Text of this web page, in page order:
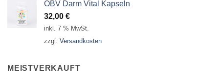
OBV Darm Vital Kapseln
32,00 €
inkl. 7 % MwSt.
zzgl. Versandkosten
MEISTVERKAUFT